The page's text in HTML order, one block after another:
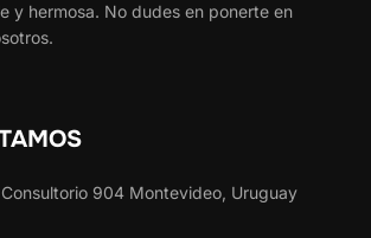
y hermosa. No dudes en ponerte en
904 Montevideo, Uruguay